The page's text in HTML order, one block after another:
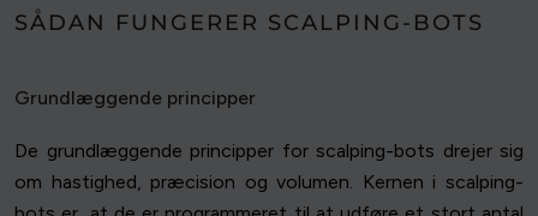
SÅDAN FUNGERER SCALPING-BOTS
Grundlæggende principper
De grundlæggende principper for scalping-bots drejer sig
om hastighed, præcision og volumen. Kernen i scalping-